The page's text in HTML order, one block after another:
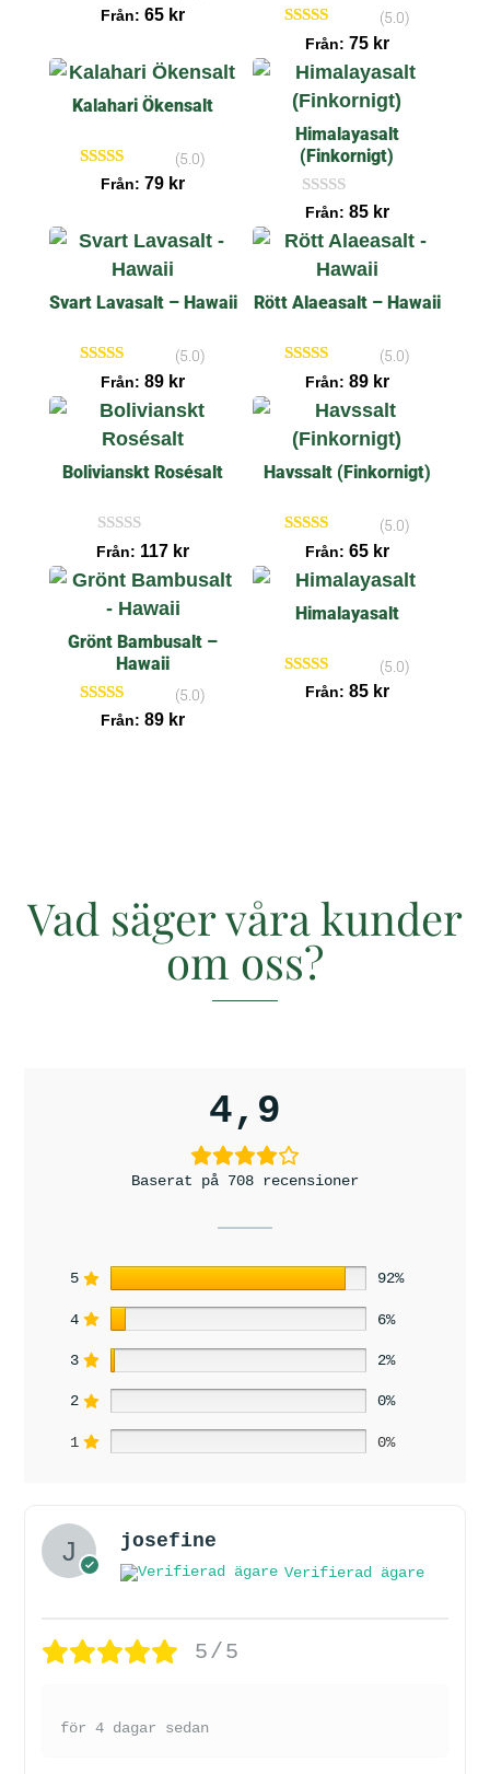
Betygsatt
5.00
Från:65 kr
Betygsatt
5.00
av 5
(5.0)
Från: 75 kr
Kalahari Ökensalt
Betygsatt
(5.0)
Från:79 kr
Himalayasalt
(Finkornigt)
I
g
c
s
o
r
Från: 85 kr
Svart Lavasalt – Hawaii
Betygsatt
av 5
(5.0)
Från:89 kr
Rött Alaeasalt – Hawaii
Betygsatt
av 5
(5.0)
Från: 89 kr
Bolivianskt Rosésalt
I
n
g
c
s
i
o
Från: 117 kr
Havssalt (Finkornigt)
Betygsatt
5.00
av 5
(5.0)
Från: 65 kr
Grönt Bambusalt –
Hawaii
Betygsatt
(5.0)
Från:89 kr
Himalayasalt
Betygsatt
(5.0)
Från: 85 kr
Vad säger våra kunder
om oss?
4,9
Baserat på 708 recensioner
5 92%
4 6%
3 2%
2 0%
1 0%
josefine
Verifierad ägare
5/5
för 4 dagar sedan